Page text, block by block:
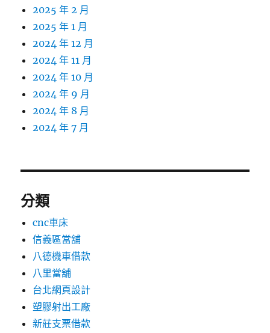
2025 年 2 月
2025 年 1 月
2024 年 12 月
2024 年 11 月
2024 年 10 月
2024 年 9 月
2024 年 8 月
2024 年 7 月
分類
cnc車床
信義區當舖
八德機車借款
八里當舖
台北網頁設計
塑膠射出工廠
新莊支票借款